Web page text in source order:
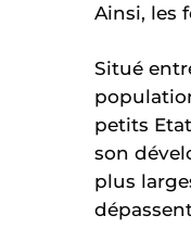
Ainsi, les
Situé
petits
son
plus